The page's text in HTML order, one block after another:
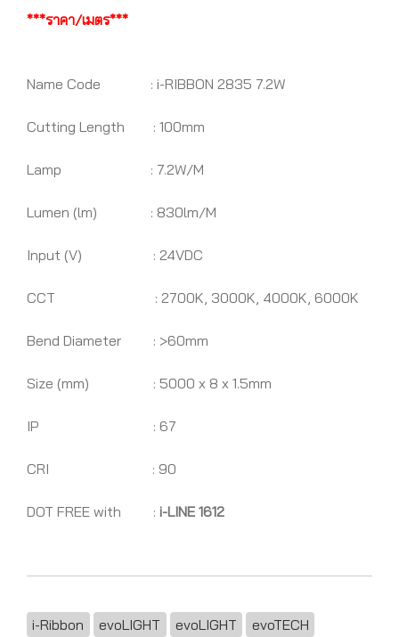
***ราคา/เมตร***
Name Code : i-RIBBON 2835 7.2W
Cutting Length : 100mm
Lamp : 7.2W/M
Lumen (lm) : 830lm/M
Input (V) : 24VDC
CCT : 2700K, 3000K, 4000K, 6000K
Bend Diameter : >60mm
Size (mm) : 5000 x 8 x 1.5mm
IP : 67
CRI : 90
DOT FREE with : i-LINE 1612
i-Ribbon evoLIGHT evoLIGHT
evoTECH